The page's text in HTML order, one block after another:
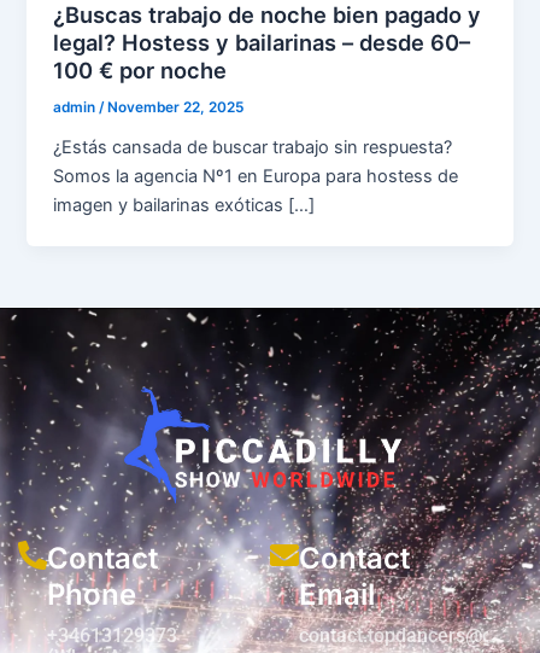
¿Buscas trabajo de noche bien pagado y
legal? Hostess y bailarinas – desde 60–
100 € por noche
admin/ November 22, 2025
¿Estás cansada de buscar trabajo sin respuesta?
Somos la agencia Nº1 en Europa para hostess de
imagen y bailarinas exóticas […]
Contact
Phone
+34613129373
Contact
Email